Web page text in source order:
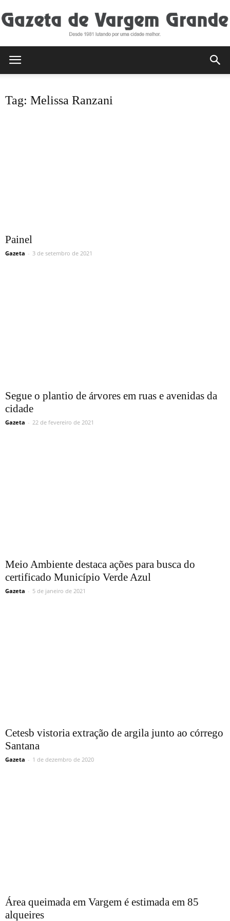
Tag: Melissa Ranzani
Painel
Gazeta - 3 de setembro de 2021
Segue o plantio de árvores em ruas e avenidas da
cidade
Gazeta - 22 de fevereiro de 2021
Meio Ambiente destaca ações para busca do
certificado Município Verde Azul
Gazeta - 5 de janeiro de 2021
Cetesb vistoria extração de argila junto ao córrego
Santana
Gazeta - 1 de dezembro de 2020
Área queimada em Vargem é estimada em 85
alqueires